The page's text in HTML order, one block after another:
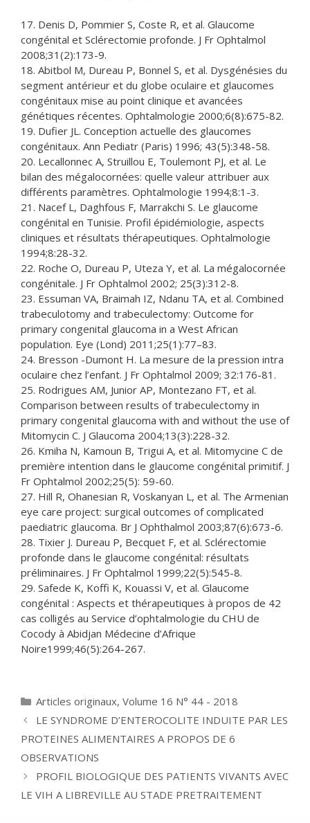
17. Denis D, Pommier S, Coste R, et al. Glaucome
congénital et Sclérectomie profonde. J Fr Ophtalmol
2008;31(2):173-9.
18. Abitbol M, Dureau P, Bonnel S, et al. Dysgénésies du
segment antérieur et du globe oculaire et glaucomes
congénitaux mise au point clinique et avancées
génétiques récentes. Ophtalmologie 2000;6(8):675-82.
19. Dufier JL. Conception actuelle des glaucomes
congénitaux. Ann Pediatr (Paris) 1996; 43(5):348-58.
20. Lecallonnec A, Struillou E, Toulemont PJ, et al. Le
bilan des mégalocornées: quelle valeur attribuer aux
différents paramètres. Ophtalmologie 1994;8:1-3.
21. Nacef L, Daghfous F, Marrakchi S. Le glaucome
congénital en Tunisie. Profil épidémiologie, aspects
cliniques et résultats thérapeutiques. Ophtalmologie
1994;8:28-32.
22. Roche O, Dureau P, Uteza Y, et al. La mégalocornée
congénitale. J Fr Ophtalmol 2002; 25(3):312-8.
23. Essuman VA, Braimah IZ, Ndanu TA, et al. Combined
trabeculotomy and trabeculectomy: Outcome for
primary congenital glaucoma in a West African
population. Eye (Lond) 2011;25(1):77–83.
24. Bresson -Dumont H. La mesure de la pression intra
oculaire chez l’enfant. J Fr Ophtalmol 2009; 32:176-81.
25. Rodrigues AM, Junior AP, Montezano FT, et al.
Comparison between results of trabeculectomy in
primary congenital glaucoma with and without the use of
Mitomycin C. J Glaucoma 2004;13(3):228-32.
26. Kmiha N, Kamoun B, Trigui A, et al. Mitomycine C de
première intention dans le glaucome congénital primitif. J
Fr Ophtalmol 2002;25(5): 59-60.
27. Hill R, Ohanesian R, Voskanyan L, et al. The Armenian
eye care project: surgical outcomes of complicated
paediatric glaucoma. Br J Ophthalmol 2003;87(6):673-6.
28. Tixier J. Dureau P, Becquet F, et al. Sclérectomie
profonde dans le glaucome congénital: résultats
préliminaires. J Fr Ophtalmol 1999;22(5):545-8.
29. Safede K, Koffi K, Kouassi V, et al. Glaucome
congénital : Aspects et thérapeutiques à propos de 42
cas colligés au Service d’ophtalmologie du CHU de
Cocody à Abidjan Médecine d’Afrique
Noire1999;46(5):264-267.
Catégories
Articles originaux, Volume 16 N° 44 - 2018
LE SYNDROME D’ENTEROCOLITE INDUITE PAR LES
PROTEINES ALIMENTAIRES A PROPOS DE 6
OBSERVATIONS
PROFIL BIOLOGIQUE DES PATIENTS VIVANTS AVEC
LE VIH A LIBREVILLE AU STADE PRETRAITEMENT